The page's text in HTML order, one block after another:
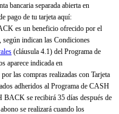
bancaria separada abierta en
pago de tu tarjeta aquí:
es un beneficio ofrecido por el
indican las Condiciones
(cláusula 4.1) del Programa de
aparece indicada en
las compras realizadas con Tarjeta
adheridos al Programa de CASH
se recibirá 35 días después de
se realizará cuando los